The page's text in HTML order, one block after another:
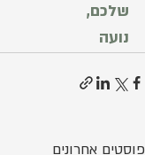
שלכם,
נועה
פוסטים אחרונים